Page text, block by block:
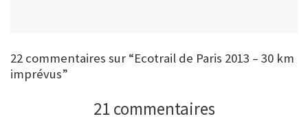
22 commentaires sur “Ecotrail de Paris 2013 – 30 km
imprévus”
21 commentaires